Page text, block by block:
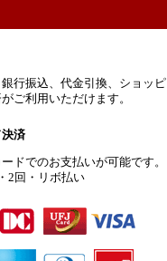
行振込、代金引換、ショッピ
ご利用いただけます。
済
ドでのお支払いが可能です。
2回・リボ払い